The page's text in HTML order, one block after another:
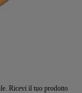
Ricevi il tuo prodotto